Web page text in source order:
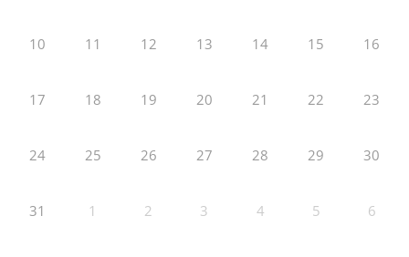
10 11 12 13 14 15 16
17 18 19 20 21 22 23
24 25 26 27 28 29 30
31 1 2 3 4 5 6